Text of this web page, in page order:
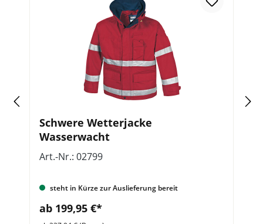
Schwere Wetterjacke
Wasserwacht
Art.-Nr.: 02799
steht in Kürze zur Auslieferung bereit
ab 199,95 €*